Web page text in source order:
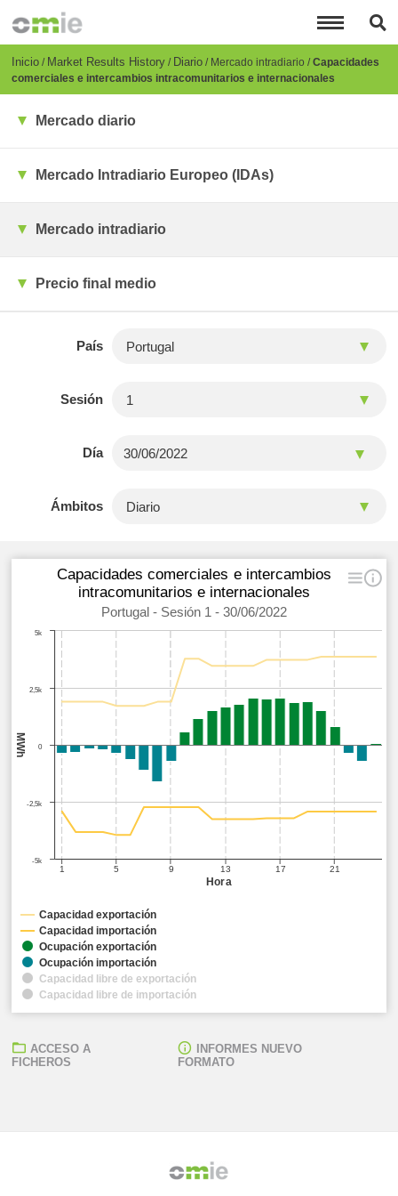
principal
Breadcrumb
Inicio Market Results History Diario Mercado intradiario Capacidades
comerciales e intercambios intracomunitarios e internacionales
Mercado diario
Mercado Intradiario Europeo (IDAs)
Mercado intradiario
Precio final medio
País
Sesión
Día
Ámbitos
Hora
MWh
Capacidades comerciales e intercambios
intracomunitarios e internacionales
Portugal - Sesión 1 - 30/06/2022
1 5 9 13 17 21
0
-5k
-2,5k
2,5k
5k
Capacidad exportación
Capacidad importación
Ocupación exportación
Ocupación importación
Capacidad libre de exportación
Capacidad libre de importación
ACCESO A
FICHEROS
INFORMES NUEVO
FORMATO